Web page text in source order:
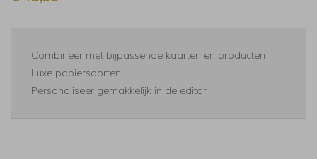
Combineer met bijpassende kaarten en producten
Luxe papiersoorten
Personaliseer gemakkelijk in de editor